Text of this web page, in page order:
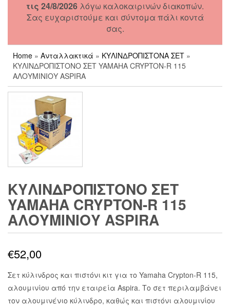
τις 24/8/2026 λόγω καλοκαιρινών διακοπών.
Σας ευχαριστούμε και σύντομα πάλι κοντά
σας.
Home » Ανταλλακτικά » ΚΥΛΙΝΔΡΟΠΙΣΤΟΝΑ ΣΕΤ »
ΚΥΛΙΝΔΡΟΠΙΣΤΟΝΟ ΣΕΤ YAMAHA CRYPTON-R 115
ΑΛΟΥΜΙΝΙΟΥ ASPIRA
ΚΥΛΙΝΔΡΟΠΙΣΤΟΝΟ ΣΕΤ
YAMAHA CRYPTON-R 115
ΑΛΟΥΜΙΝΙΟΥ ASPIRA
€52,00
Σετ κύλινδρος και πιστόνι κιτ για το Yamaha Crypton-R 115,
αλουμινίου από την εταιρεία Aspira. Το σετ περιλαμβάνει
τον αλουμινένιο κύλινδρο, καθώς και πιστόνι αλουμινίου